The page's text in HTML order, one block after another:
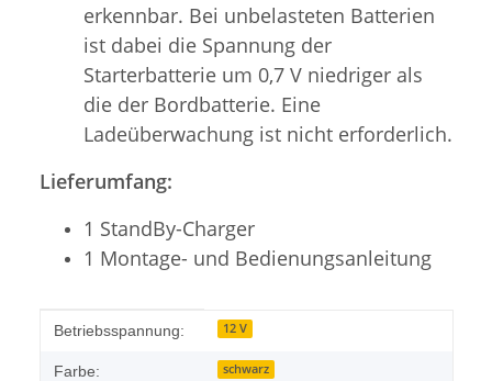
erkennbar. Bei unbelasteten Batterien
ist dabei die Spannung der
Starterbatterie um 0,7 V niedriger als
die der Bordbatterie. Eine
Ladeüberwachung ist nicht erforderlich.
Lieferumfang:
1 StandBy-Charger
1 Montage- und Bedienungsanleitung
Produkteigenschaft
Wert
Betriebsspannung: 12 V
Farbe: schwarz